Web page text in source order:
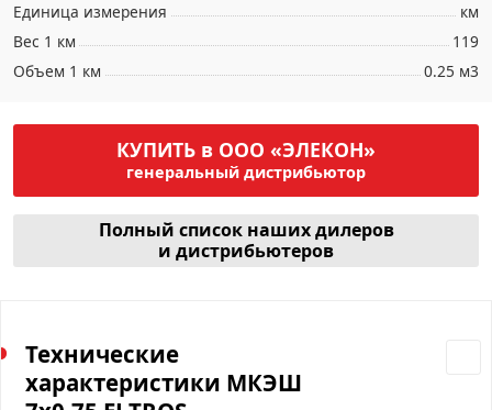
Единица измерения
км
Вес 1 км
119
Объем 1 км
0.25 м3
КУПИТЬ в ООО «ЭЛЕКОН»
генеральный дистрибьютор
Полный список наших дилеров
и дистрибьютеров
Технические
характеристики МКЭШ